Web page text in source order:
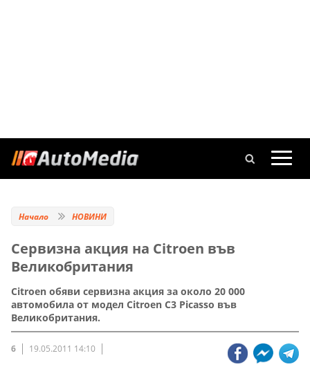
Начало НОВИНИ
Сервизна акция на Citroen във
Великобритания
Citroen обяви сервизна акция за около 20 000
автомобила от модел Citroen C3 Picasso във
Великобритания.
6 19.05.2011 14:10